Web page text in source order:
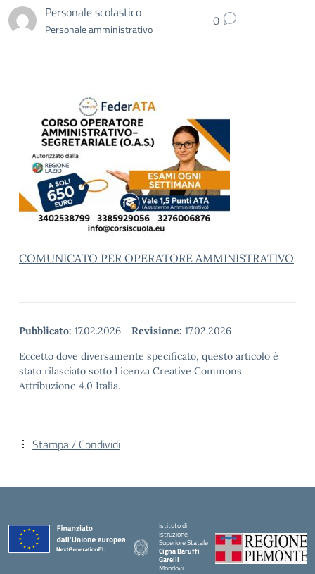
Personale scolastico
Personale amministrativo 0
COMUNICATO PER OPERATORE AMMINISTRATIVO
Pubblicato: 17.02.2026 - Revisione: 17.02.2026
Eccetto dove diversamente specificato, questo articolo è
stato rilasciato sotto Licenza Creative Commons
Attribuzione 4.0 Italia.
Stampa / Condividi
Istituto di
Istruzione
Superiore Statale
Cigna Baruffi
Garelli
Mondovì